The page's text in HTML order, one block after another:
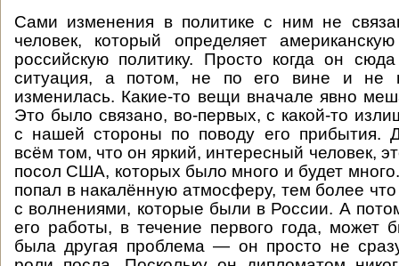
Сами изменения в политике с ним не
человек, который определяет
российскую политику. Просто когда он
ситуация, а потом, не по его вине и не
изменилась. Какие-то вещи вначале явно
Это было связано, во-первых, с какой-то
с нашей стороны по поводу его прибытия.
всём том, что он яркий, интересный человек,
посол США, которых было много и будет
попал в накалённую атмосферу, тем более что
с волнениями, которые были в России. А
его работы, в течение первого года, может
была другая проблема — он просто не